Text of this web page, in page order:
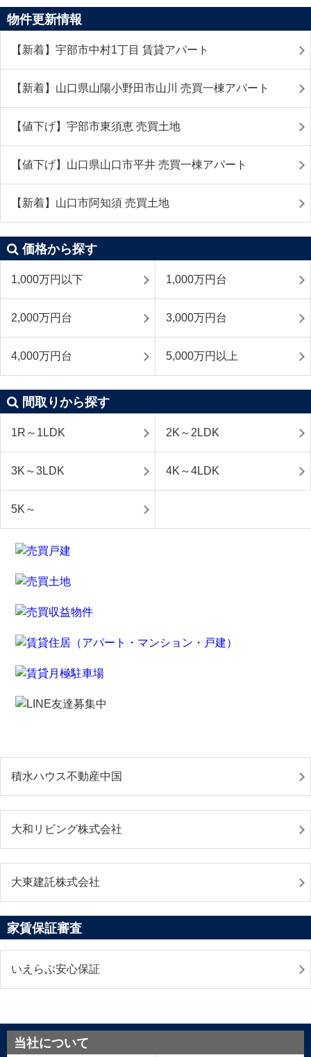
物件更新情報
【新着】宇部市中村1丁目 賃貸アパート
【新着】山口県山陽小野田市山川 売買一棟アパート
【値下げ】宇部市東須恵 売買土地
【値下げ】山口県山口市平井 売買一棟アパート
【新着】山口市阿知須 売買土地
価格から探す
1,000万円以下 1,000万円台
2,000万円台 3,000万円台
4,000万円台 5,000万円以上
間取りから探す
1R～1LDK 2K～2LDK
3K～3LDK 4K～4LDK
5K～
積水ハウス不動産中国
大和リビング株式会社
大東建託株式会社
家賃保証審査
いえらぶ安心保証
当社について